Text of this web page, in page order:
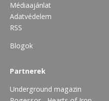
Médiaajánlat
Adatvédelem
RSS
Blogok
Partnerek
Underground magazin